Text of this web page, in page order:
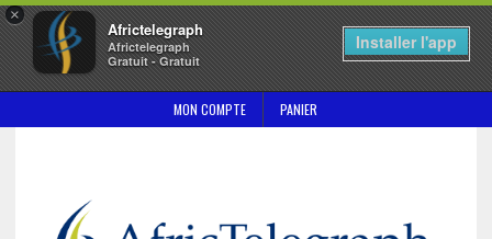
×
Africtelegraph
Africtelegraph
Gratuit - Gratuit
Installer l'app
MON COMPTE PANIER